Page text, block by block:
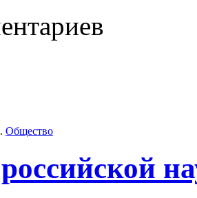
. Общество